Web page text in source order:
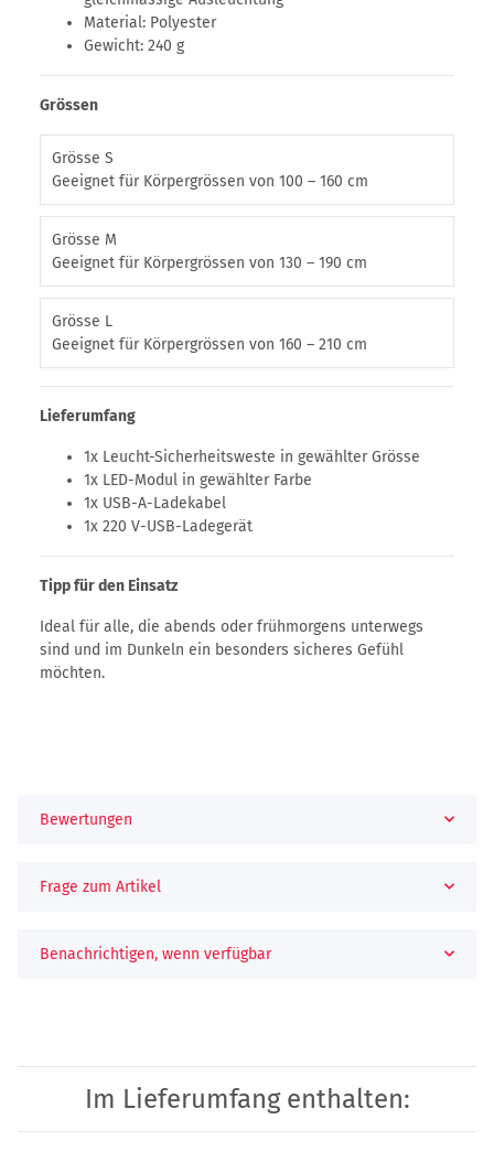
Material: Polyester
Gewicht: 240 g
Grössen
Grösse S
Geeignet für Körpergrössen von 100 – 160 cm
Grösse M
Geeignet für Körpergrössen von 130 – 190 cm
Grösse L
Geeignet für Körpergrössen von 160 – 210 cm
Lieferumfang
1x Leucht-Sicherheitsweste in gewählter Grösse
1x LED-Modul in gewählter Farbe
1x USB-A-Ladekabel
1x 220 V-USB-Ladegerät
Tipp für den Einsatz
Ideal für alle, die abends oder frühmorgens unterwegs
sind und im Dunkeln ein besonders sicheres Gefühl
möchten.
Bewertungen
Frage zum Artikel
Benachrichtigen, wenn verfügbar
Im Lieferumfang enthalten: